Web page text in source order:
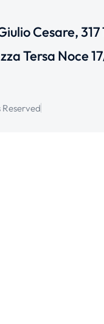
Cesare, 317
Tersa Noce
Reserved